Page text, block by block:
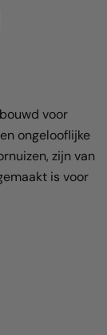
voor
ongelooflijke
zijn van
is voor